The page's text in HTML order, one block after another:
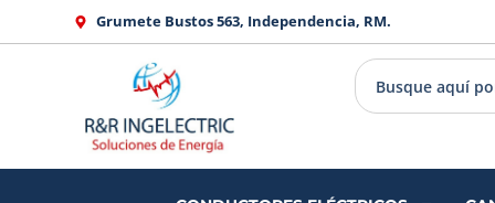
al
Grumete Bustos 563, Independencia, RM.